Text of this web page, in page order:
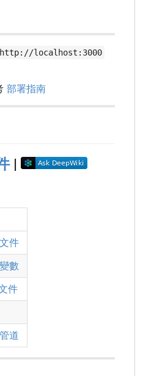
http://localhost:3000
部署指南
|
件
數
件
道